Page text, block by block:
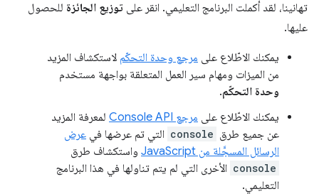
تهانينا، لقد أكملت البرنامج التعليمي. انقر على توزيع الجائزة للحصول
عليها.
يمكنك الاطّلاع على مرجع وحدة التحكّم لاستكشاف المزيد
من الميزات ومهام سير العمل المتعلقة بواجهة مستخدم
وحدة التحكّم.
يمكنك الاطّلاع على مرجع Console API
لمعرفة المزيد
عن جميع طرق console التي تم عرضها في عرض
الرسائل المسجَّلة من JavaScript
واستكشاف طرق
console الأخرى التي لم يتم تناولها في هذا البرنامج
التعليمي.